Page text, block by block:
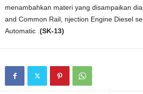
menambahkan materi yang disampaikan
and Common Rail, njection Engine Diesel
Automatic . (SK-13)